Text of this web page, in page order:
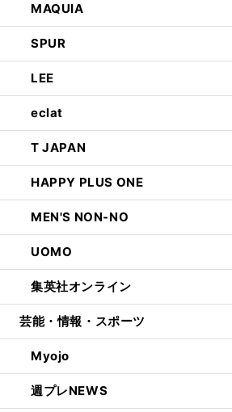
MAQUIA
SPUR
LEE
eclat
T JAPAN
HAPPY PLUS ONE
MEN'S NON-NO
UOMO
集英社オンライン
芸能・情報・スポーツ
Myojo
週プレNEWS